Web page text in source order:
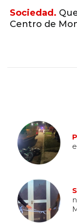
Sociedad.
Centro de